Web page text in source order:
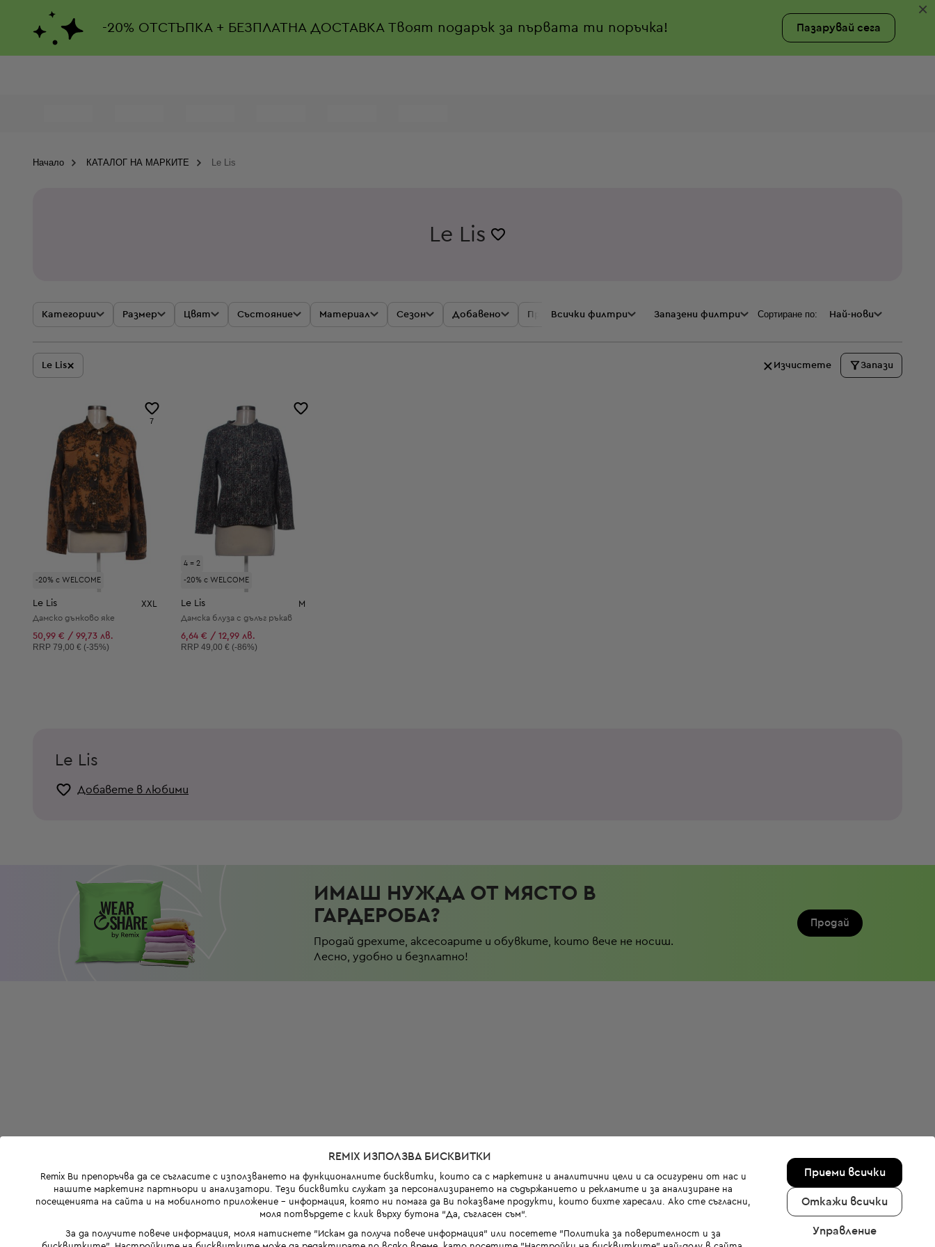
-20% ОТСТЪПКА + БЕЗПЛАТНА ДОСТАВКАТвоят подарък за първата ти поръчка! Пазарувай сега
×
Начало КАТАЛОГ НА МАРКИТЕ Le Lis
Le Lis
Категории Размер Цвят Състояние Материал Сезон Добавено Промоции Цена
Всички филтри Запазени филтри Сортиране по: Най-нови
Le Lis× Изчистете Запази
-20% с WELCOME
7
Le Lis XXL
Дамско дънково яке
50,99 € / 99,73 лв.
Препоръчителна цена:
RRP 79,00 € (-35%)
4 = 2
-20% с WELCOME
Le Lis M
Дамска блуза с дълъг ръкав
6,64 € / 12,99 лв.
Препоръчителна цена:
RRP49,00 € (-86%)
Le Lis
Добавете в любими
ИМАШ НУЖДА ОТ МЯСТО В
ГАРДЕРОБА?
Продай дрехите, аксесоарите и обувките, които вече не носиш.
Лесно, удобно и безплатно!
Продай
REMIX ИЗПОЛЗВА БИСКВИТКИ
Remix Ви препоръчва да се съгласите с използването на функционалните бисквитки, които са с маркетинг и аналитични цели и са осигурени от нас и
нашите маркетинг партньори и анализатори. Тези бисквитки служат за персонализирането на съдържанието и рекламите и за анализиране на
посещенията на сайта и на мобилното приложение - информация, която ни помага да Ви показваме продукти, които бихте харесали. Ако сте съгласни,
моля потвърдете с клик върху бутона “Да, съгласен съм“.
За да получите повече информация, моля натиснете "Искам да получа повече информация" или посетете "Политика за поверителност и за
Приеми всички
Откажи всички
Управление